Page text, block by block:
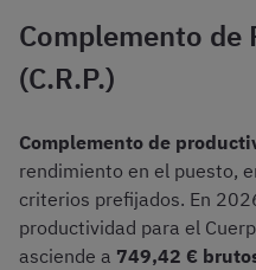
Complemento de
(C.R.P.)
Complemento de
rendimiento en el puesto,
criterios prefijados. En
productividad para el
asciende a 749,42 €